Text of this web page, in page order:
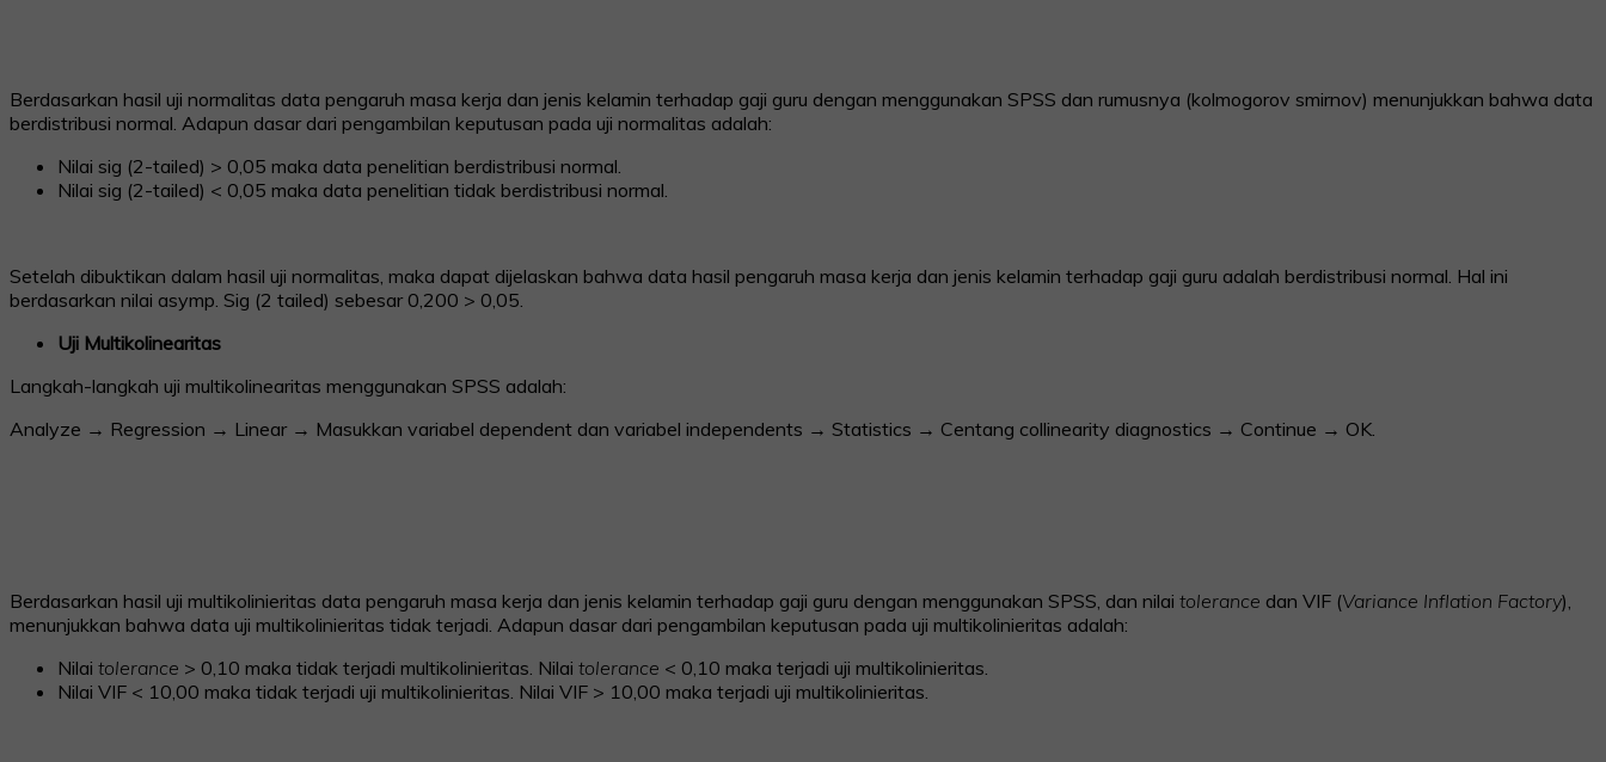
Berdasarkan hasil uji normalitas data pengaruh masa kerja dan jenis kelamin terhadap gaji guru dengan menggunakan SPSS dan rumusnya (kolmogorov smirnov) menunjukkan bahwa data
berdistribusi normal. Adapun dasar dari pengambilan keputusan pada uji normalitas adalah:
Nilai sig (2-tailed) > 0,05 maka data penelitian berdistribusi normal.
Nilai sig (2-tailed) < 0,05 maka data penelitian tidak berdistribusi normal.
Setelah dibuktikan dalam hasil uji normalitas, maka dapat dijelaskan bahwa data hasil pengaruh masa kerja dan jenis kelamin terhadap gaji guru adalah berdistribusi normal. Hal ini
berdasarkan nilai asymp. Sig (2 tailed) sebesar 0,200 > 0,05.
Uji Multikolinearitas
Langkah-langkah uji multikolinearitas menggunakan SPSS adalah:
Analyze → Regression → Linear → Masukkan variabel dependent dan variabel independents → Statistics → Centang collinearity diagnostics → Continue → OK.
Berdasarkan hasil uji multikolinieritas data pengaruh masa kerja dan jenis kelamin terhadap gaji guru dengan menggunakan SPSS, dan nilai tolerance dan VIF (Variance Inflation Factory),
menunjukkan bahwa data uji multikolinieritas tidak terjadi. Adapun dasar dari pengambilan keputusan pada uji multikolinieritas adalah:
Nilai tolerance > 0,10 maka tidak terjadi multikolinieritas. Nilai tolerance < 0,10 maka terjadi uji multikolinieritas.
Nilai VIF < 10,00 maka tidak terjadi uji multikolinieritas. Nilai VIF > 10,00 maka terjadi uji multikolinieritas.